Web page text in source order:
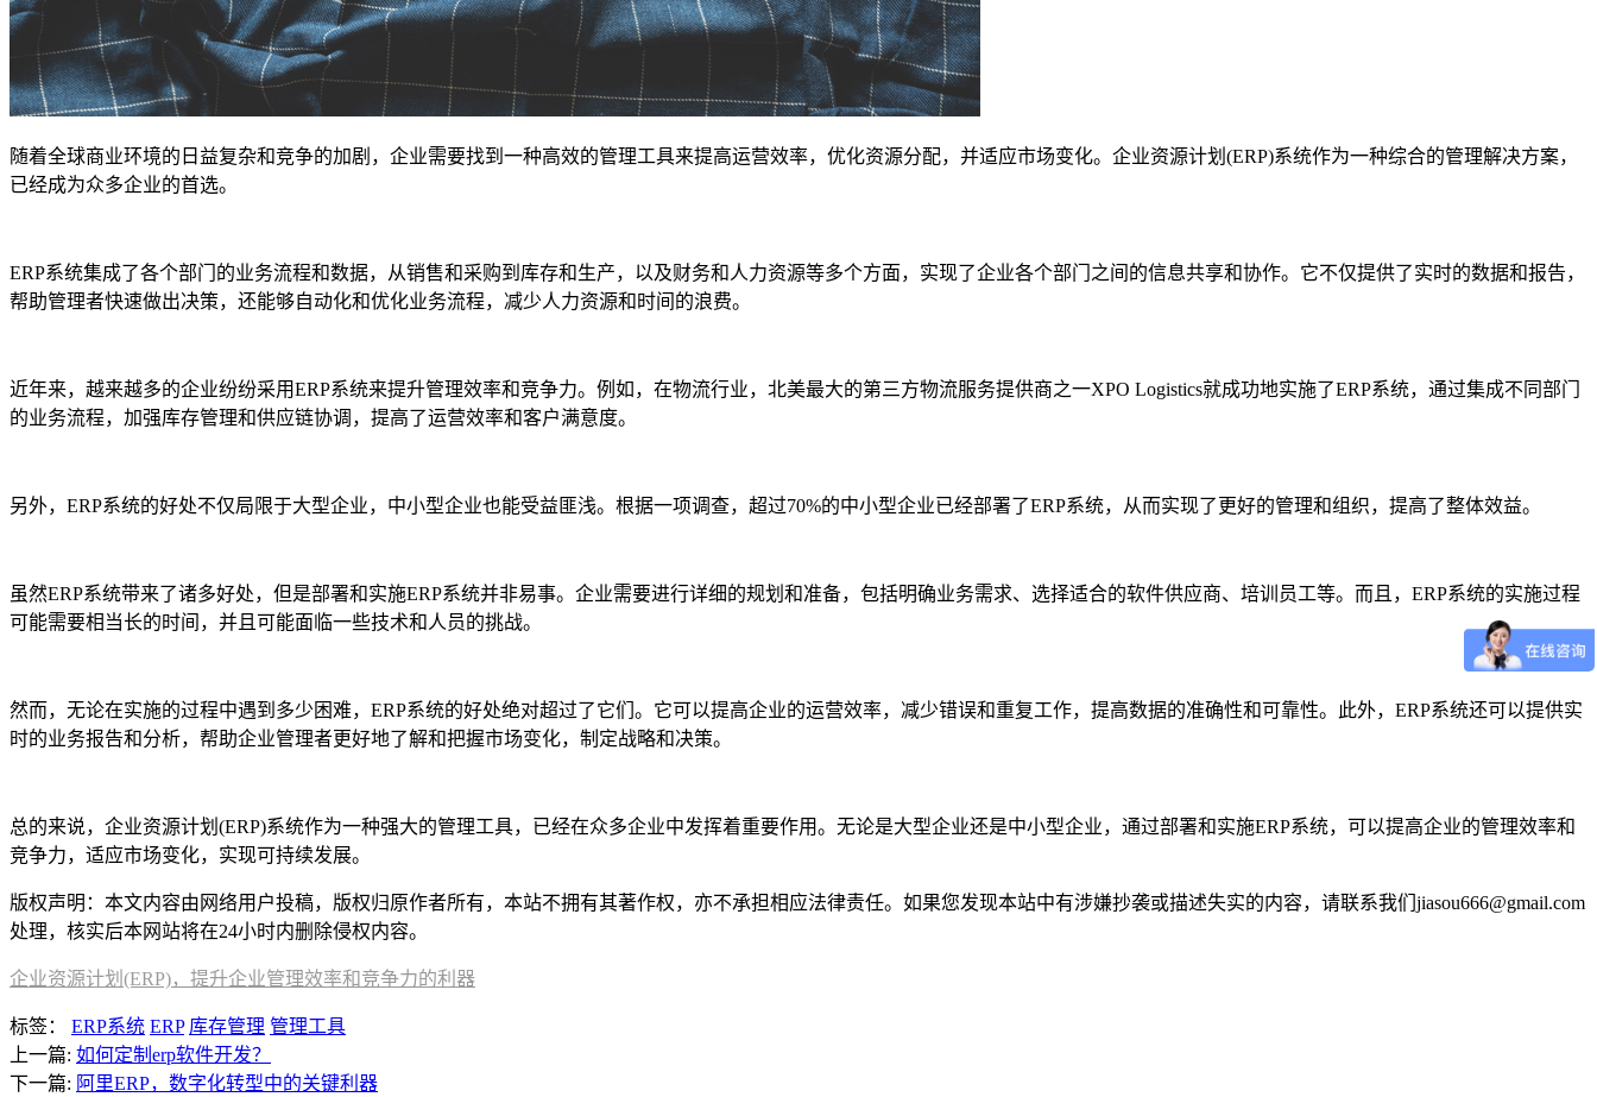
随着全球商业环境的日益复杂和竞争的加剧，企业需要找到一种高效的管理工具来提高运营效率，优化资源分配，并适应市场变化。企业资源计划(ERP)系统作为一种综合的管理解决方案，
已经成为众多企业的首选。
ERP系统集成了各个部门的业务流程和数据，从销售和采购到库存和生产，以及财务和人力资源等多个方面，实现了企业各个部门之间的信息共享和协作。它不仅提供了实时的数据和报告，
帮助管理者快速做出决策，还能够自动化和优化业务流程，减少人力资源和时间的浪费。
近年来，越来越多的企业纷纷采用ERP系统来提升管理效率和竞争力。例如，在物流行业，北美最大的第三方物流服务提供商之一XPO Logistics就成功地实施了ERP系统，通过集成不同部门
的业务流程，加强库存管理和供应链协调，提高了运营效率和客户满意度。
另外，ERP系统的好处不仅局限于大型企业，中小型企业也能受益匪浅。根据一项调查，超过70%的中小型企业已经部署了ERP系统，从而实现了更好的管理和组织，提高了整体效益。
虽然ERP系统带来了诸多好处，但是部署和实施ERP系统并非易事。企业需要进行详细的规划和准备，包括明确业务需求、选择适合的软件供应商、培训员工等。而且，ERP系统的实施过程
可能需要相当长的时间，并且可能面临一些技术和人员的挑战。
然而，无论在实施的过程中遇到多少困难，ERP系统的好处绝对超过了它们。它可以提高企业的运营效率，减少错误和重复工作，提高数据的准确性和可靠性。此外，ERP系统还可以提供实
时的业务报告和分析，帮助企业管理者更好地了解和把握市场变化，制定战略和决策。
总的来说，企业资源计划(ERP)系统作为一种强大的管理工具，已经在众多企业中发挥着重要作用。无论是大型企业还是中小型企业，通过部署和实施ERP系统，可以提高企业的管理效率和
竞争力，适应市场变化，实现可持续发展。
版权声明：本文内容由网络用户投稿，版权归原作者所有，本站不拥有其著作权，亦不承担相应法律责任。如果您发现本站中有涉嫌抄袭或描述失实的内容，请联系我们jiasou666@gmail.com
处理，核实后本网站将在24小时内删除侵权内容。
企业资源计划(ERP)，提升企业管理效率和竞争力的利器
标签： ERP系统 ERP 库存管理 管理工具
上一篇: 如何定制erp软件开发？
下一篇: 阿里ERP，数字化转型中的关键利器